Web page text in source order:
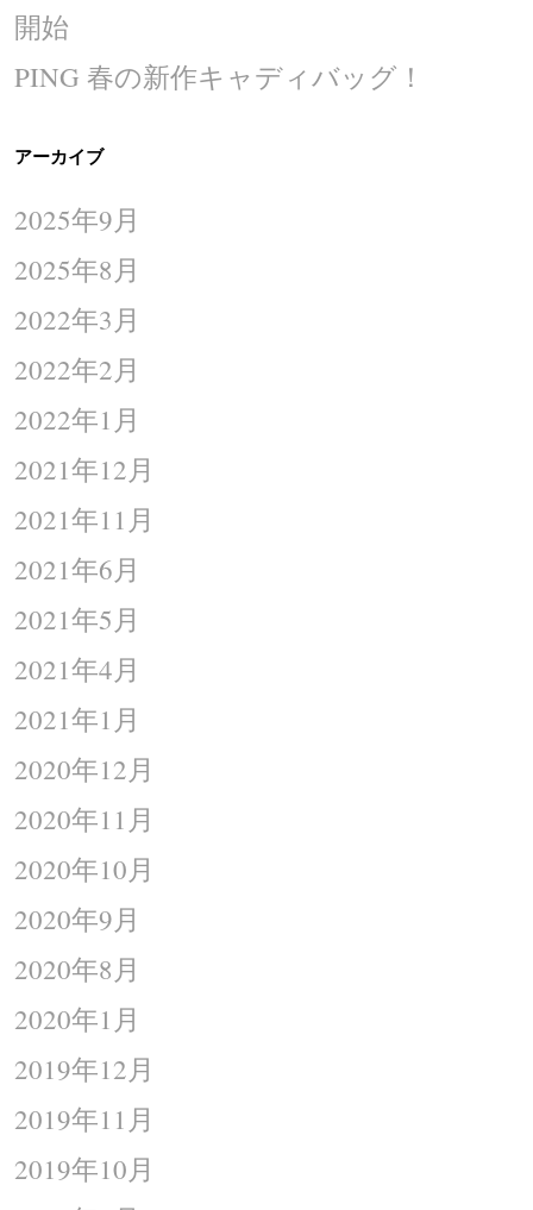
開始
PING 春の新作キャディバッグ！
アーカイブ
2025年9月
2025年8月
2022年3月
2022年2月
2022年1月
2021年12月
2021年11月
2021年6月
2021年5月
2021年4月
2021年1月
2020年12月
2020年11月
2020年10月
2020年9月
2020年8月
2020年1月
2019年12月
2019年11月
2019年10月